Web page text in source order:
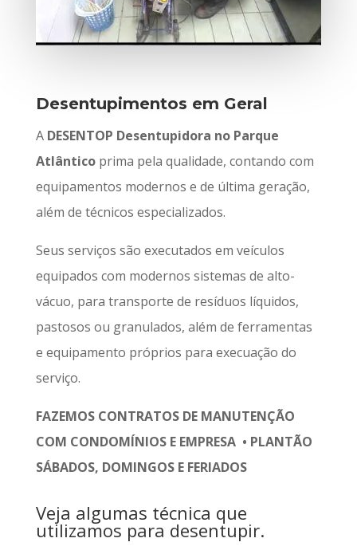
Desentupimentos em Geral
A DESENTOP Desentupidora no Parque
Atlânticoprima pela qualidade, contando com
equipamentos modernos e de última geração,
além de técnicos especializados.
Seus serviços são executados em veículos
equipados com modernos sistemas de alto-
vácuo, para transporte de resíduos líquidos,
pastosos ou granulados, além de ferramentas
e equipamento próprios para execuação do
serviço.
FAZEMOS CONTRATOS DE MANUTENÇÃO
COM CONDOMÍNIOS E EMPRESA • PLANTÃO
SÁBADOS, DOMINGOS E FERIADOS
Veja algumas técnica que
utilizamos para desentupir.